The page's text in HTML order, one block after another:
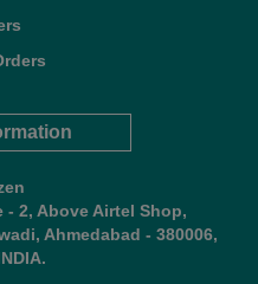
- 2, Above Airtel Shop,
Ahmedabad - 380006,